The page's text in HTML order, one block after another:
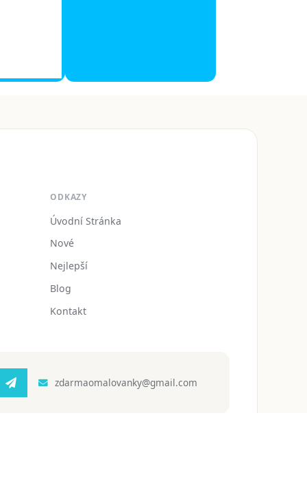
ODKAZY
Úvodní Stránka
Nové
Nejlepší
Blog
Kontakt
zdarmaomalovanky@gmail.com